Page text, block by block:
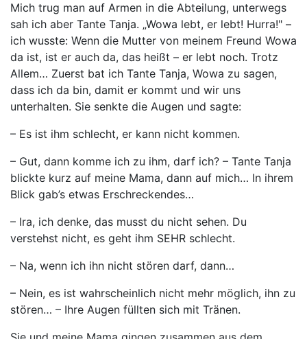
Mich trug man auf Armen in die Abteilung, unterwegs
sah ich aber Tante Tanja. „Wowa lebt, er lebt! Hurra!" –
ich wusste: Wenn die Mutter von meinem Freund Wowa
da ist, ist er auch da, das heißt – er lebt noch. Trotz
Allem… Zuerst bat ich Tante Tanja, Wowa zu sagen,
dass ich da bin, damit er kommt und wir uns
unterhalten. Sie senkte die Augen und sagte:
– Es ist ihm schlecht, er kann nicht kommen.
– Gut, dann komme ich zu ihm, darf ich? – Tante Tanja
blickte kurz auf meine Mama, dann auf mich… In ihrem
Blick gab’s etwas Erschreckendes…
– Ira, ich denke, das musst du nicht sehen. Du
verstehst nicht, es geht ihm SEHR schlecht.
– Na, wenn ich ihn nicht stören darf, dann…
– Nein, es ist wahrscheinlich nicht mehr möglich, ihn zu
stören… – Ihre Augen füllten sich mit Tränen.